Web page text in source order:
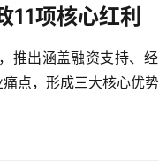
11项核心红利
出涵盖融资支持、
点，形成三大核心优势